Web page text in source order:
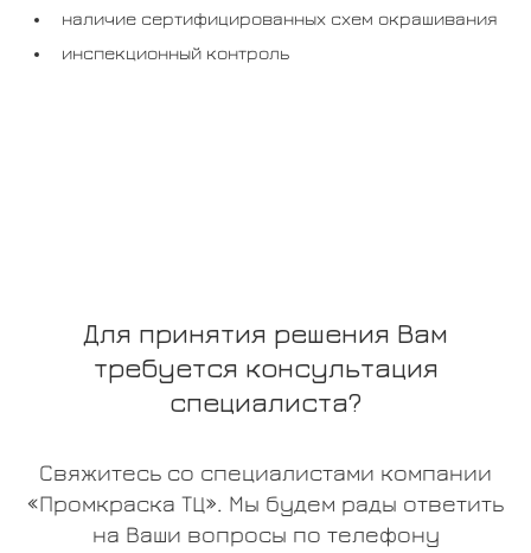
наличие сертифицированных схем окрашивания
инспекционный контроль
Для принятия решения Вам
требуется консультация
специалиста?
Свяжитесь со специалистами компании
«Промкраска ТЦ». Мы будем рады ответить
на Ваши вопросы по телефону